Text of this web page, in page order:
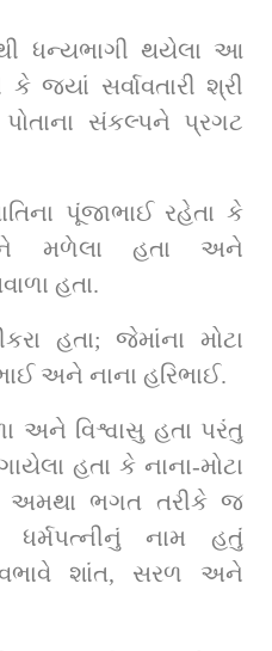
ધન્યભાગી થયેલા આ
જ્યાં સર્વાવતારી શ્રી
પોતાના સંકલ્પને પ્રગટ
પૂંજાભાઈ રહેતા કે
મળેલા હતા અને
હતા.
હતા; જેમાંના મોટા
અને નાના હરિભાઈ.
અને વિશ્વાસુ હતા પરંતુ
હતા કે નાના-મોટા
અમથા ભગત તરીકે જ
નામ હતું
શાંત, સરળ અને